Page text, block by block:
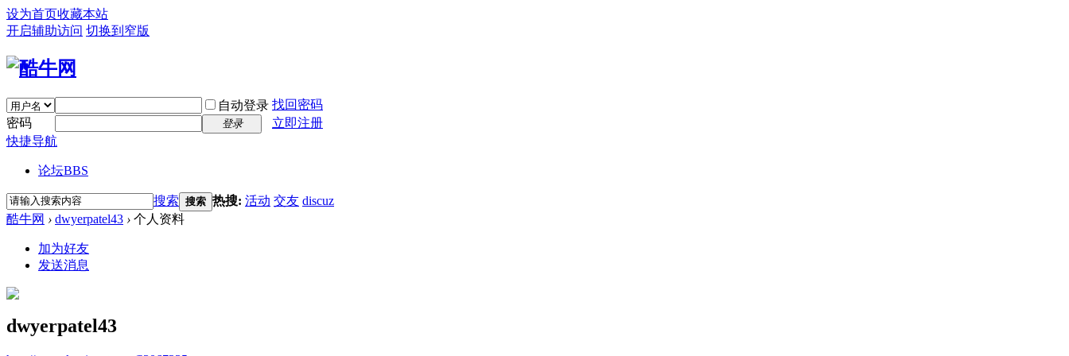
设为首页收藏本站
开启辅助访问 切换到窄版
自动登录 找回密码
密码
登录
立即注册
快捷导航
论坛BBS
搜索 搜索 热搜: 活动 交友 discuz
酷牛网 › dwyerpatel43 › 个人资料
加为好友
发送消息
dwyerpatel43